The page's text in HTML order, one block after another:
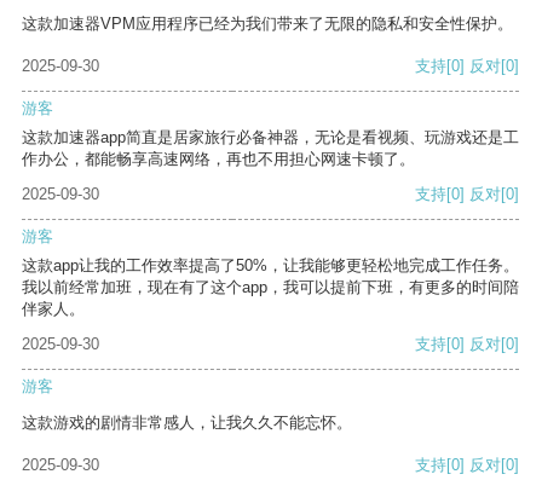
这款加速器VPM应用程序已经为我们带来了无限的隐私和安全性保护。
2025-09-30 支持[0] 反对[0]
游客
这款加速器app简直是居家旅行必备神器，无论是看视频、玩游戏还是工
作办公，都能畅享高速网络，再也不用担心网速卡顿了。
2025-09-30
支持[0] 反对[0]
游客
这款app让我的工作效率提高了50%，让我能够更轻松地完成工作任务。
我以前经常加班，现在有了这个app，我可以提前下班，有更多的时间陪
伴家人。
2025-09-30
支持[0] 反对[0]
游客
这款游戏的剧情非常感人，让我久久不能忘怀。
2025-09-30 支持[0] 反对[0]